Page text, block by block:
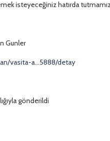
isteyeceğiniz hatırda
Gunler
vasita-a...5888/detay
gönderildi